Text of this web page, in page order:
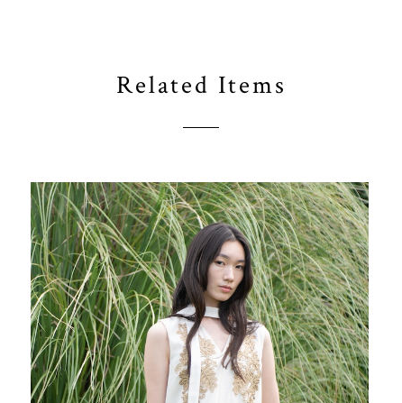
Related Items